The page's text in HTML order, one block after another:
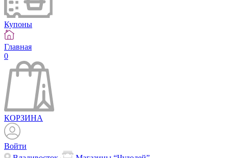
Купоны
Главная
0
КОРЗИНА
Войти